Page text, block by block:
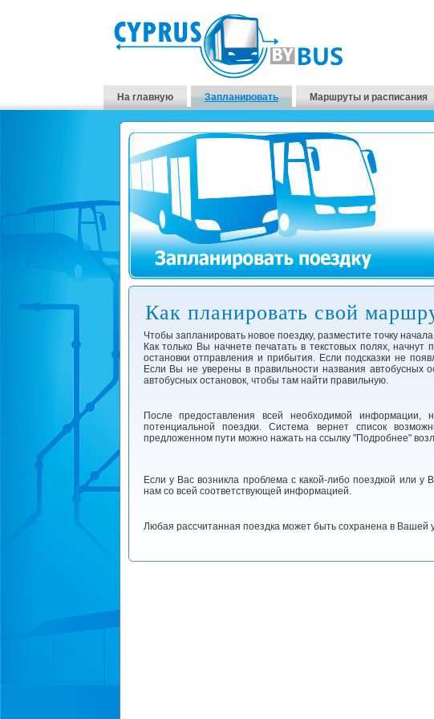
На главную Запланировать Маршруты и расписания
Как планировать свой
Чтобы запланировать новое поездку, разместите точку
Как только Вы начнете печатать в текстовых полях,
остановки отправления и прибытия. Если подсказки не
Если Вы не уверены в правильности названия автобусных
автобусных остановок, чтобы там найти правильную.
После предоставления всей необходимой
потенциальной поездки. Система вернет список
предложенном пути можно нажать на ссылку "Подробнее"
Если у Вас возникла проблема с какой-либо поездкой или
нам со всей соответствующей информацией.
Любая рассчитанная поездка может быть сохранена в Вашей